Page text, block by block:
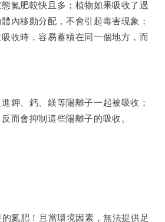
氮肥較快且多；植物如果吸收了過
內移動分配，不會引起毒害現象；
收時，容易蓄積在同一個地方，而
鉀、鈣、鎂等陽離子一起被吸收；
而會抑制這些陽離子的吸收。
氮肥！且當環境因素，無法提供足